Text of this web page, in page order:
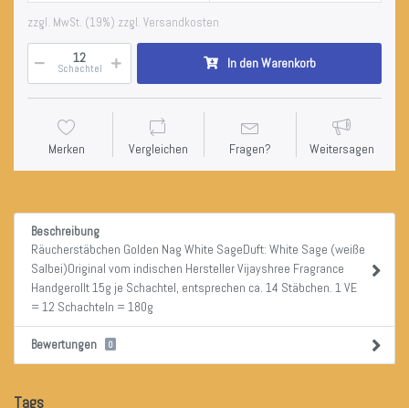
zzgl. MwSt. (19%) zzgl. Versandkosten
Schachtel In den Warenkorb
Merken Vergleichen Fragen? Weitersagen
Beschreibung
Räucherstäbchen Golden Nag White SageDuft: White Sage (weiße
Salbei)Original vom indischen Hersteller Vijayshree Fragrance
Handgerollt 15g je Schachtel, entsprechen ca. 14 Stäbchen. 1 VE
= 12 Schachteln = 180g
Bewertungen 0
Tags